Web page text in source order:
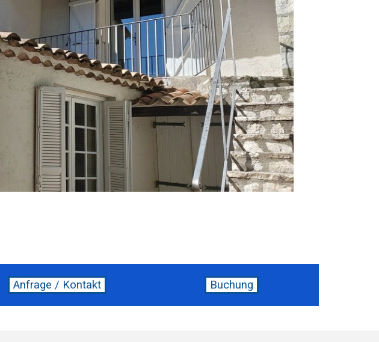
Anfrage / Kontakt Buchung